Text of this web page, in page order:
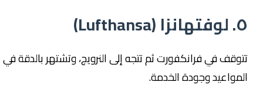
٥. لوفتهانزا (Lufthansa)
تتوقف في فرانكفورت ثم تتجه إلى النرويج، وتشتهر بالدقة في
المواعيد وجودة الخدمة.